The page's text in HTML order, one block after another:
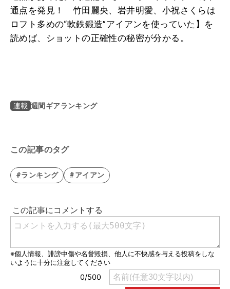
通点を発見！ 竹田麗央、岩井明愛、小祝さくらは
ロフト多めの“軟鉄鍛造”アイアンを使っていた】を
読めば、ショットの正確性の秘密が分かる。
連載 週間ギアランキング
この記事のタグ
#ランキング #アイアン